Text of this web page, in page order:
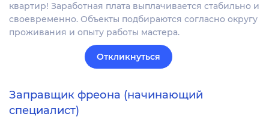
квартир! Заработная плата выплачивается стабильно и
своевременно. Объекты подбираются согласно округу
проживания и опыту работы мастера.
Откликнуться
Заправщик фреона (начинающий
специалист)